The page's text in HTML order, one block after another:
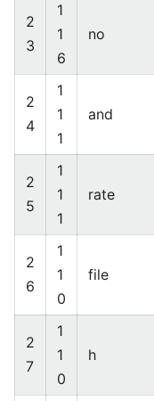
2
3
1
1
6
no
2
4
1
1
1
and
2
5
1
1
1
rate
2
6
1
1
0
file
2
7
1
1
0
h